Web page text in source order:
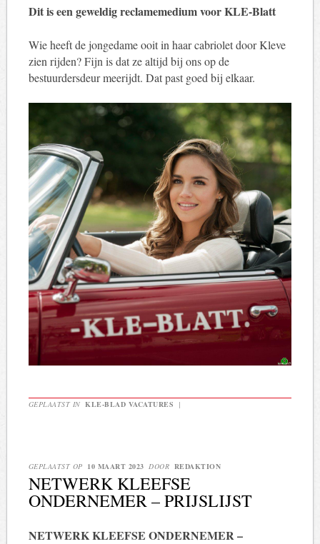
Dit is een geweldig reclamemedium voor KLE-Blatt
Wie heeft de jongedame ooit in haar cabriolet door Kleve
zien rijden? Fijn is dat ze altijd bij ons op de
bestuurdersdeur meerijdt. Dat past goed bij elkaar.
GEPLAATST IN KLE-BLAD VACATURES |
GEPLAATST OP 10 MAART 2023 DOOR REDAKTION
NETWERK KLEEFSE
ONDERNEMER – PRIJSLIJST
NETWERK KLEEFSE ONDERNEMER –